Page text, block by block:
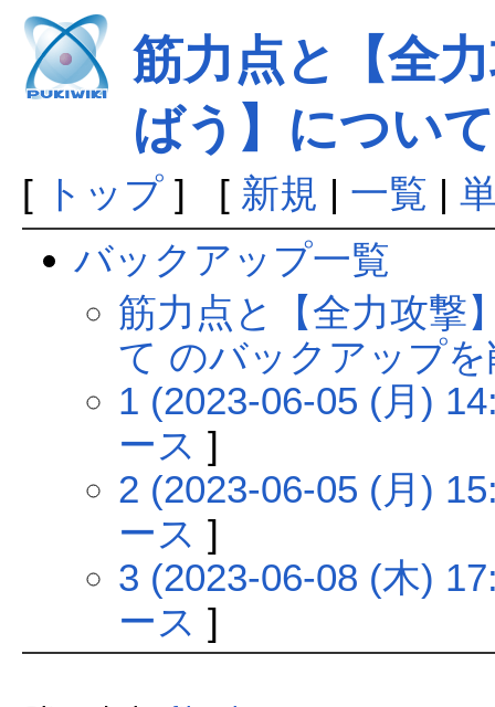
筋力点と【全
ばう】について
[ トップ] [ 新規 | 一覧 |
バックアップ一覧
筋力点と【全力攻撃
て のバックアップを
1 (2023-06-05 (月)
ース ]
2 (2023-06-05 (月)
ース ]
3 (2023-06-08 (木)
ース ]